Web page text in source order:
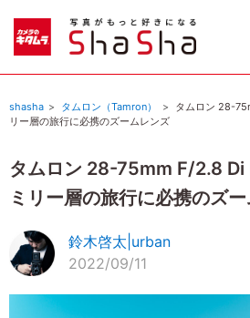
shasha タムロン（Tamron）
タムロン 28-
リー層の旅行に必携のズームレンズ
タムロン 28-75mm F/2.8 Di
ミリー層の旅行に必携のズ
鈴木啓太|urban
2022/09/11